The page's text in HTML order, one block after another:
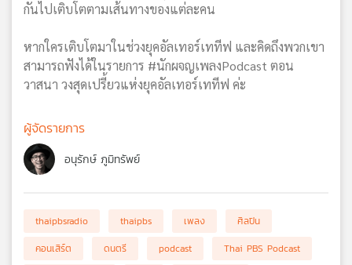
กันไปเติบโตตามเส้นทางของแต่ละคน
หากใครเติบโตมาในช่วงยุคอัลเทอร์เททีฟ และคิดถึงพวกเขา
สามารถฟังได้ในรายการ #นักผจญเพลงPodcast ตอน
วาสนา วงสุดเปรี้ยวแห่งยุคอัลเทอร์เททีฟ ค่ะ
ผู้จัดรายการ
อนุรักษ์ ภูมิทรัพย์
thaipbsradio thaipbs เพลง
ศิลปิน
คอนเสิร์ต
ดนตรี podcast
Thai PBS Podcast